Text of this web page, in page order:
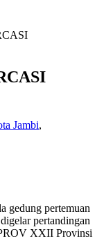
Jambi,
gedung pertemuan
pertandingan
XXII Provinsi